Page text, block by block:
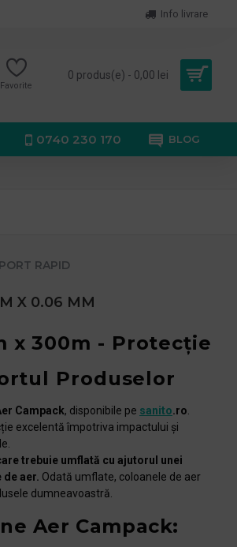
Info livrare
Favorite
0 produs(e) - 0,00 lei
0740 230 170 BLOG
RAPID
X 0.06 MM
x 300m - Protecție
Produselor
Campack, disponibile pe sanito.ro
excelentă împotriva impactului și
trebuie umflată cu ajutorul unei
de aer. Odată umflate, coloanele de aer
dumneavoastră.
Aer Campack: